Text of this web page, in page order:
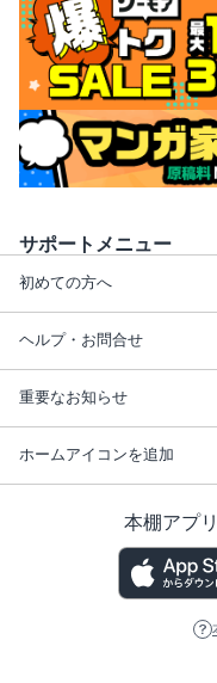
サポートメニュー
初めての方へ
ヘルプ・お問合せ
重要なお知らせ
ホームアイコンを追加
本棚アプ